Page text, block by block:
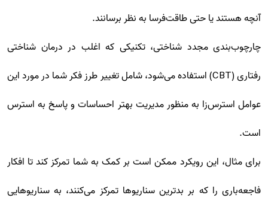
آنچه هستند یا حتی طاقت‌فرسا به نظر برسانند.
چارچوب‌بندی مجدد شناختی، تکنیکی که اغلب در درمان شناختی
رفتاری (CBT) استفاده می‌شود، شامل تغییر طرز فکر شما در مورد این
عوامل استرس‌زا به منظور مدیریت بهتر احساسات و پاسخ به استرس
است.
برای مثال، این رویکرد ممکن است بر کمک به شما تمرکز کند تا افکار
فاجعه‌باری را که بر بدترین سناریوها تمرکز می‌کنند، به سناریوهایی